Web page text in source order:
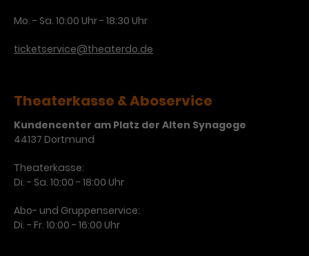
Mo. - Sa. 10:00 Uhr - 18:30 Uhr
ticketservice@theaterdo.de
Theaterkasse & Aboservice
Kundencenter am Platz der Alten Synagoge
44137 Dortmund
Theaterkasse:
Di. - Sa. 10:00 - 18:00 Uhr
Abo- und Gruppenservice:
Di. - Fr. 10:00 - 16:00 Uhr